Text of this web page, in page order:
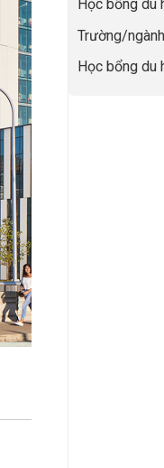
sự
nghiệp
Học bổng du
Trường/
Học bổng du